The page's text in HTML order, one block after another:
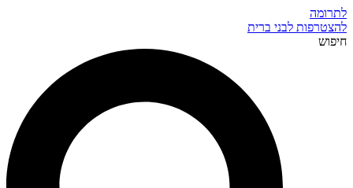
לתרומה
להצטרפות לבני ברית
חיפוש